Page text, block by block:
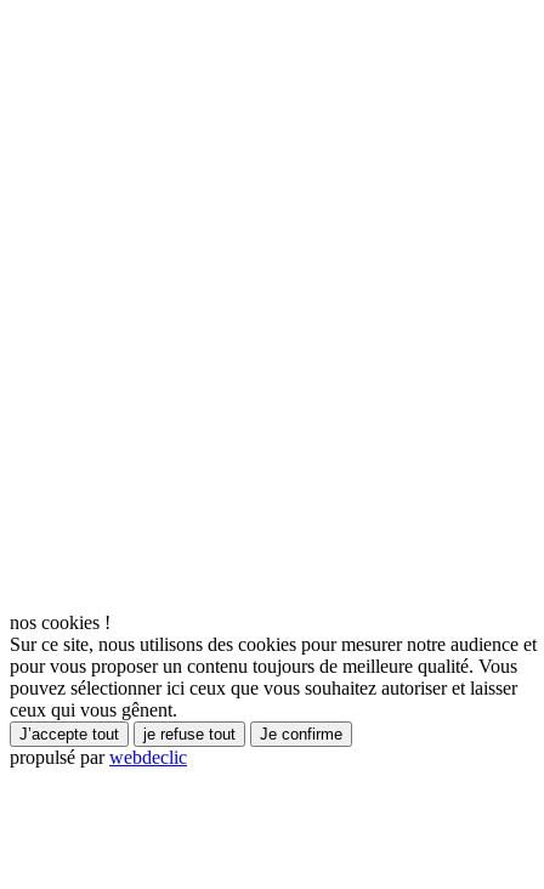
nos cookies !
Sur ce site, nous utilisons des cookies pour mesurer notre audience et
pour vous proposer un contenu toujours de meilleure qualité. Vous
pouvez sélectionner ici ceux que vous souhaitez autoriser et laisser
ceux qui vous gênent.
J’accepte tout je refuse tout Je confirme
propulsé par webdeclic